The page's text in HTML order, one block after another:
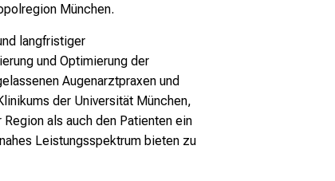
München.
langfristiger
und Optimierung der
Augenarztpraxen und
der Universität München,
als auch den Patienten ein
Leistungsspektrum bieten zu